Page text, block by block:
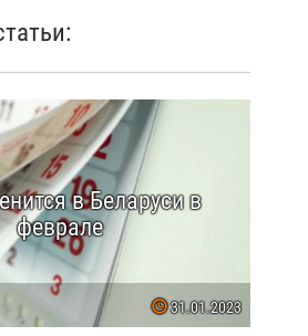
в Беларуси в
феврале
31.01.2023